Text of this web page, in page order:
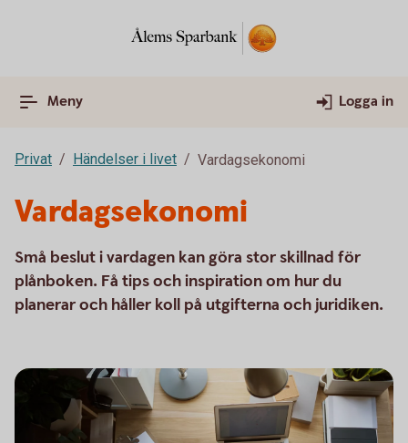
Meny Logga in
Privat Händelser i livet Vardagsekonomi
Vardagsekonomi
Små beslut i vardagen kan göra stor skillnad för
plånboken. Få tips och inspiration om hur du
planerar och håller koll på utgifterna och juridiken.